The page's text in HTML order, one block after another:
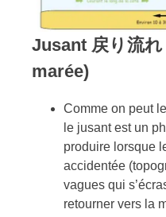
Jusant 戻り流
marée)
Comme on peut
le jusant est un
produire lorsque
accidentée
vagues qui
retourner vers la